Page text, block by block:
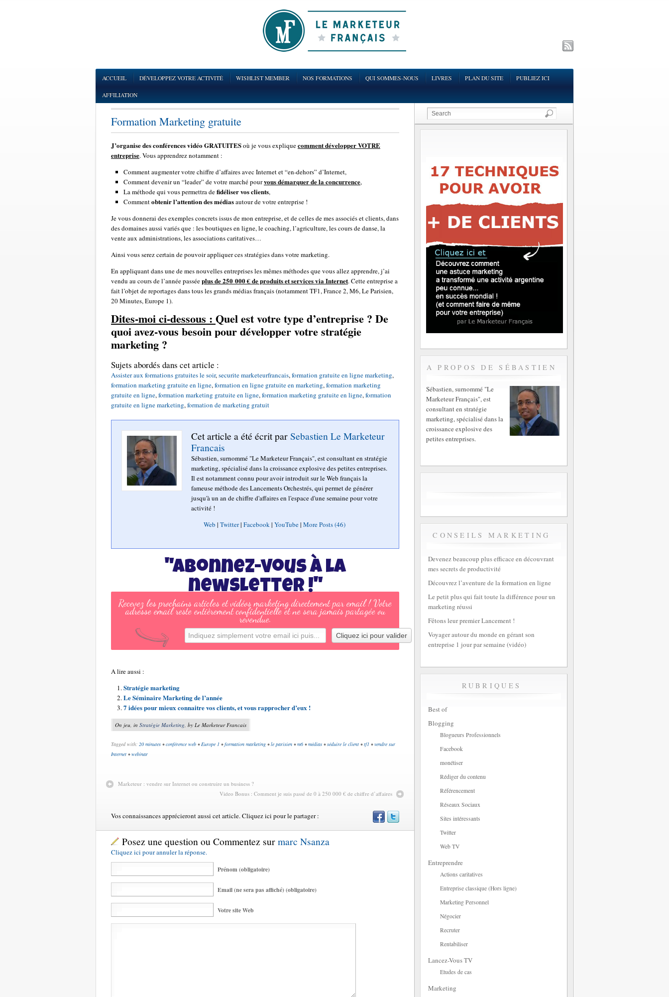
ACCUEIL DÉVELOPPEZ VOTRE ACTIVITÉ WISHLIST MEMBER NOS FORMATIONS QUI SOMMES-NOUS LIVRES PLAN DU SITE PUBLIEZ ICI
AFFILIATION
Formation Marketing gratuite
J’organise des conférences vidéo GRATUITESoù je vous expliquecomment développer VOTRE
entreprise. Vous apprendrez notamment :
Comment augmenter votre chiffre d’affaires avec Internet et “en-dehors” d’Internet,
Comment devenir un “leader” de votre marché pourvous démarquer de la concurrence,
La méthode qui vous permettra defidéliser vos clients,
Commentobtenir l’attention des médiasautour de votre entreprise !
Je vous donnerai des exemples concrets issus de mon entreprise, et de celles de mes associés et clients, dans
des domaines aussi variés que : les boutiques en ligne, le coaching, l’agriculture, les cours de danse, la
vente aux administrations, les associations caritatives…
Ainsi vous serez certain de pouvoir appliquer ces stratégies dans votre marketing.
En appliquant dans une de mes nouvelles entreprises les mêmes méthodes que vous allez apprendre, j’ai
vendu au cours de l’année passéeplus de 250 000 € de produits et services via Internet. Cette entreprise a
fait l’objet de reportages dans tous les grands médias français (notamment TF1, France 2, M6, Le Parisien,
20 Minutes, Europe 1).
Dites-moi ci-dessous : Quel est votre type d’entreprise ? De
quoi avez-vous besoin pour développer votre stratégie
marketing ?
Sujets abordés dans cet article :
Assister aux formations gratuites le soir,securite marketeurfrancais,formation gratuite en ligne marketing,
formation marketing gratuite en ligne,formation en ligne gratuite en marketing,formation marketing
gratuite en ligne,formation marketing gratuite en ligne,formation marketing gratuite en ligne,formation
gratuite en ligne marketing,formation de marketing gratuit
Cet article a été écrit parSebastien Le Marketeur
Francais
Sébastien, surnommé "Le Marketeur Français", est consultant en stratégie
marketing, spécialisé dans la croissance explosive des petites entreprises.
Il est notamment connu pour avoir introduit sur le Web français la
fameuse méthode des Lancements Orchestrés, qui permet de générer
jusqu'à un an de chiffre d'affaires en l'espace d'une semaine pour votre
activité !
Web | Twitter| Facebook| YouTube| More Posts (46)
"Abonnez-vous à la
newsletter !"
Recevez les prochains articles et vidéos marketing directement par email ! Votre
adresse email reste entièrement confidentielle et ne sera jamais partagée ou
revendue.
A lire aussi :
Stratégie marketing
Le Séminaire Marketing de l’année
7 idées pour mieux connaitre vos clients, et vous rapprocher d’eux !
On jeu, in Stratégie Marketing , by Le Marketeur Francais
Tagged with: 20 minutes •conférence web •Europe 1 •formation marketing •le parisien •m6 •médias •séduire le client •tf1 •vendre sur
Internet •webinar
Marketeur : vendre sur Internet ou construire un business ?
Video Bonus : Comment je suis passé de 0 à 250 000 € de chiffre d’affaires
Vos connaissances apprécieront aussi cet article. Cliquez ici pour le partager :
Posez une question ou Commentez surmarc Nsanza
Cliquez ici pour annuler la réponse.
Prénom (obligatoire)
Email (ne sera pas affiché) (obligatoire)
Votre site Web
A PROPOS DE SÉBASTIEN
Sébastien, surnommé "Le
Marketeur Français", est
consultant en stratégie
marketing, spécialisé dans la
croissance explosive des
petites entreprises.
CONSEILS MARKETING
Devenez beaucoup plus efficace en découvrant
mes secrets de productivité
Découvrez l’aventure de la formation en ligne
Le petit plus qui fait toute la différence pour un
marketing réussi
Fêtons leur premier Lancement !
Voyager autour du monde en gérant son
entreprise 1 jour par semaine (vidéo)
RUBRIQUES
Best of
Blogging
Blogueurs Professionnels
Facebook
monétiser
Rédiger du contenu
Référencement
Réseaux Sociaux
Sites intéressants
Twitter
Web TV
Entreprendre
Actions caritatives
Entreprise classique (Hors ligne)
Marketing Personnel
Négocier
Recruter
Rentabiliser
Lancez-Vous TV
Etudes de cas
Marketing